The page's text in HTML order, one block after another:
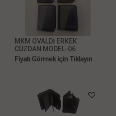
MKM OVALDİ ERKEK
CÜZDAN MODEL-06
Fiyatı Görmek için Tıklayın